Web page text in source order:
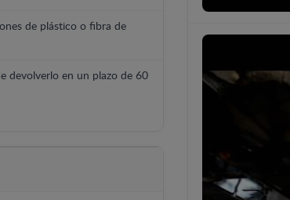
de plástico o fibra de
devolverlo en un plazo de 60